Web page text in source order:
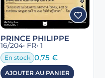
PRINCE PHILIPPE
16/204• FR• 1
En stock 0,75 €
AJOUTER AU PANIER